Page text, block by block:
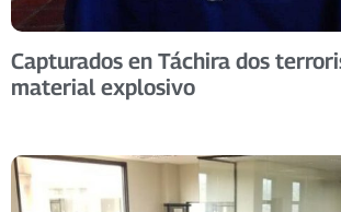
Capturados en Táchira dos
material explosivo